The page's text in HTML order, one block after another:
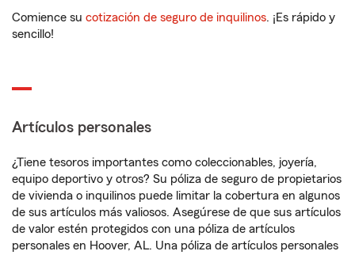
Comience su cotización de seguro de inquilinos. ¡Es rápido y
sencillo!
Artículos personales
¿Tiene tesoros importantes como coleccionables, joyería,
equipo deportivo y otros? Su póliza de seguro de propietarios
de vivienda o inquilinos puede limitar la cobertura en algunos
de sus artículos más valiosos. Asegúrese de que sus artículos
de valor estén protegidos con una póliza de artículos
personales en Hoover, AL. Una póliza de artículos personales